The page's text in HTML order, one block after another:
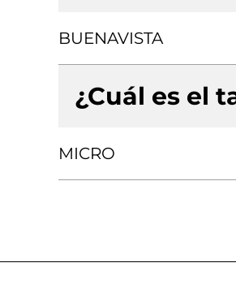
BUENAVISTA
¿Cuál es el
MICRO